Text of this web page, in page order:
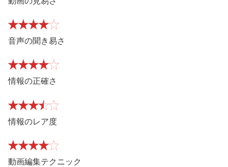
音声の聞き易さ
情報の正確さ
情報のレア度
動画編集テクニック